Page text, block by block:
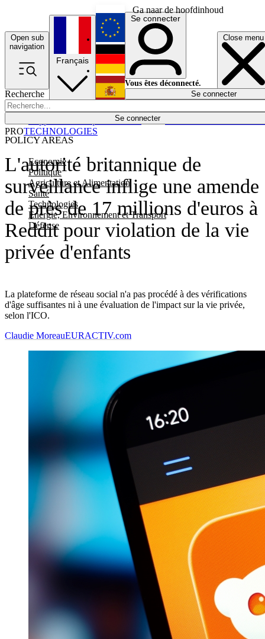
Ga naar de hoofdinhoud
Open sub
navigation
Close menu
Recherche
Se connecter
POLICY AREAS
Economie
Politique
Agriculture et Alimentation
Santé
Technologies
Energie, Environnement et Transport
Défense
Économie
Français
English
Deutsch
Español
Se connecter
Vous êtes déconnecté.
Se connecter
L'autorité britannique de
surveillance inflige une amende
de près de 17 millions d'euros à
Reddit pour violation de la vie
privée d'enfants
La plateforme de réseau social n'a pas procédé à des vérifications
d'âge suffisantes ni à une évaluation de l'impact sur la vie privée,
selon l'ICO.
PROTECHNOLOGIES
Claudie MoreauEURACTIV.com